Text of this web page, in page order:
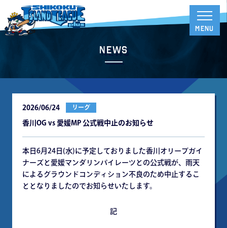
News
2026/06/24 リーグ
⾹川OG vs 愛媛MP 公式戦中⽌のお知らせ
本⽇6⽉24⽇(⽔)に予定しておりました⾹川オリーブガイ
ナーズと愛媛マンダリンパイレーツとの公式戦が、⾬天
によるグラウンドコンディション不良のため中⽌するこ
ととなりましたのでお知らせいたします。
記